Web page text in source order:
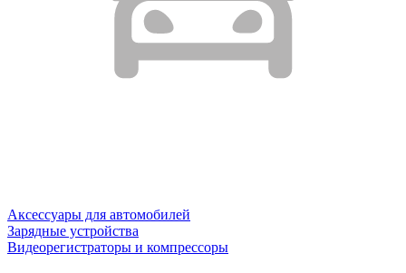
Аксессуары для автомобилей
Зарядные устройства
Видеорегистраторы и компрессоры